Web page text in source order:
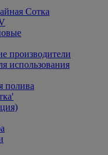
Сотка
производители
использования
полива